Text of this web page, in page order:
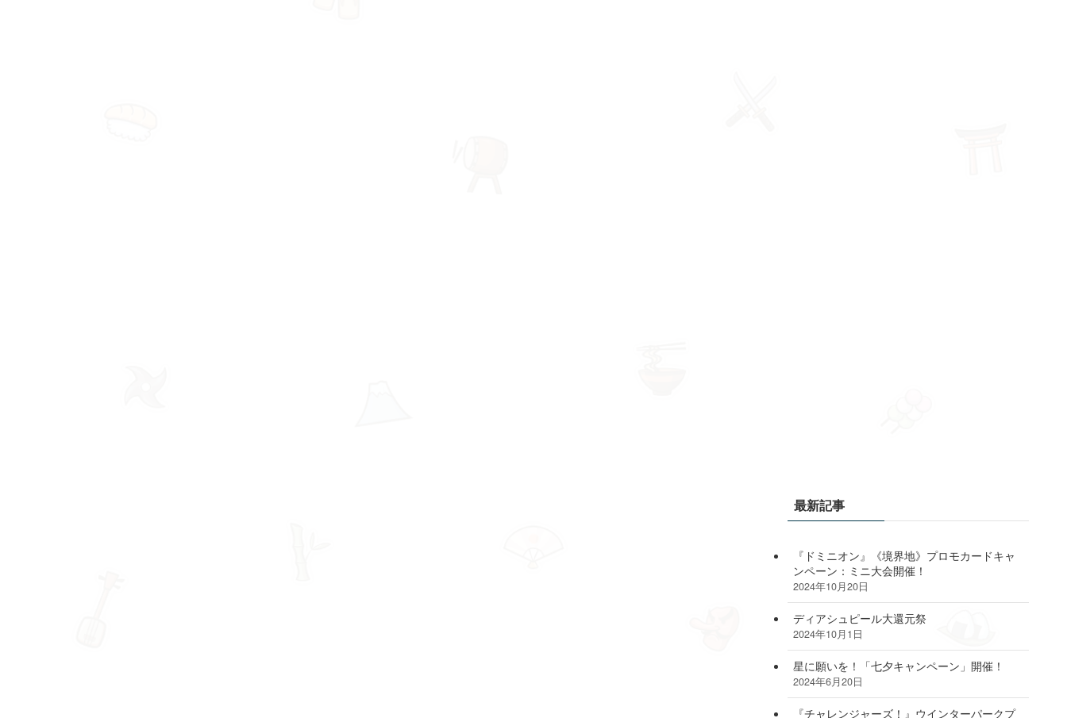
最新記事
『ドミニオン』《境界地》プロモカードキャ
ンペーン：ミニ大会開催！
2024年10月20日
ディアシュピール大還元祭
2024年10月1日
星に願いを！「七夕キャンペーン」開催！
2024年6月20日
『チャレンジャーズ！』ウインターパークプ